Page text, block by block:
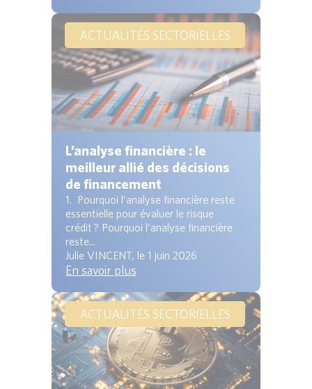
ACTUALITÉS SECTORIELLES
L’analyse financière : le
meilleur allié des décisions
de financement
1. Pourquoi l’analyse financière reste
essentielle pour évaluer le risque
crédit ? Pourquoi l’analyse financière
reste...
Julie VINCENT, le 1 juin 2026
En savoir plus
ACTUALITÉS SECTORIELLES